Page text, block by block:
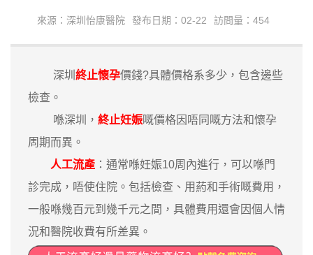
來源：深圳怡康醫院 發布日期：02-22 訪問量：454
深圳 終止懷孕價錢?具體價格系多少，包含邊些
檢查。
喺深圳， 終止妊娠嘅價格因唔同嘅方法和懷孕
周期而異。
人工流產 ：通常喺妊娠10周內進行，可以喺門
診完成，唔使住院。包括檢查、用葯和手術嘅費用，
一般喺幾百元到幾千元之間，具體費用還會因個人情
況和醫院收費有所差異。